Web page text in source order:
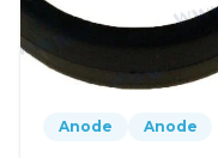
Anode Anode